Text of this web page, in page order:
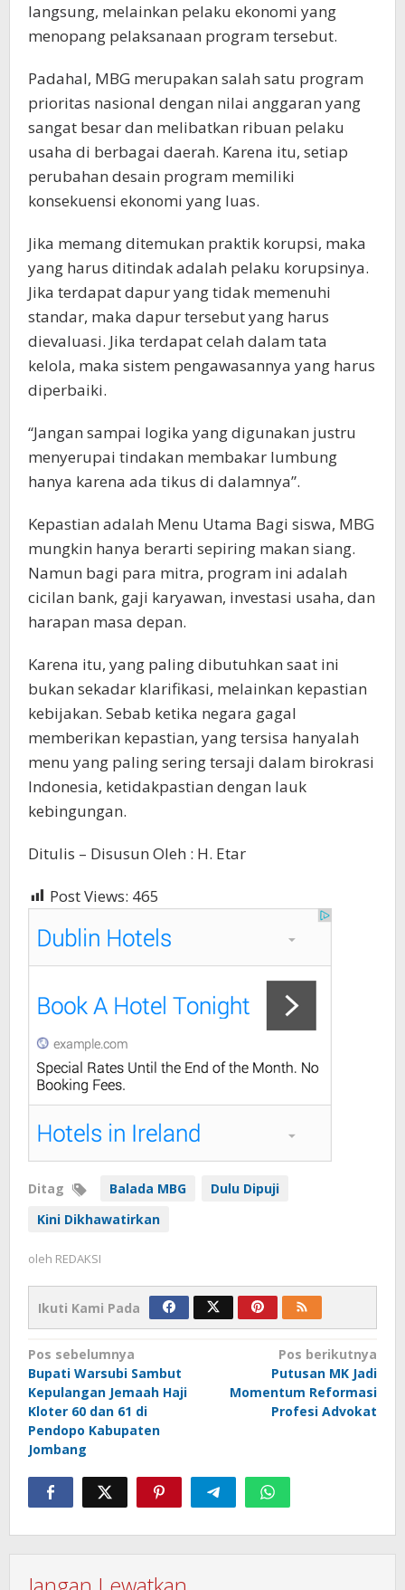
langsung, melainkan pelaku ekonomi yang
menopang pelaksanaan program tersebut.
Padahal, MBG merupakan salah satu program
prioritas nasional dengan nilai anggaran yang
sangat besar dan melibatkan ribuan pelaku
usaha di berbagai daerah. Karena itu, setiap
perubahan desain program memiliki
konsekuensi ekonomi yang luas.
Jika memang ditemukan praktik korupsi, maka
yang harus ditindak adalah pelaku korupsinya.
Jika terdapat dapur yang tidak memenuhi
standar, maka dapur tersebut yang harus
dievaluasi. Jika terdapat celah dalam tata
kelola, maka sistem pengawasannya yang harus
diperbaiki.
“Jangan sampai logika yang digunakan justru
menyerupai tindakan membakar lumbung
hanya karena ada tikus di dalamnya”.
Kepastian adalah Menu Utama Bagi siswa, MBG
mungkin hanya berarti sepiring makan siang.
Namun bagi para mitra, program ini adalah
cicilan bank, gaji karyawan, investasi usaha, dan
harapan masa depan.
Karena itu, yang paling dibutuhkan saat ini
bukan sekadar klarifikasi, melainkan kepastian
kebijakan. Sebab ketika negara gagal
memberikan kepastian, yang tersisa hanyalah
menu yang paling sering tersaji dalam birokrasi
Indonesia, ketidakpastian dengan lauk
kebingungan.
Ditulis – Disusun Oleh : H. Etar
Post Views: 465
Ditag Balada MBG
Dulu Dipuji
Kini Dikhawatirkan
oleh REDAKSI
Ikuti Kami Pada
Navigasi
pos
Pos sebelumnya
Bupati Warsubi Sambut
Kepulangan Jemaah Haji
Kloter 60 dan 61 di
Pendopo Kabupaten
Jombang
Pos berikutnya
Putusan MK Jadi
Momentum Reformasi
Profesi Advokat